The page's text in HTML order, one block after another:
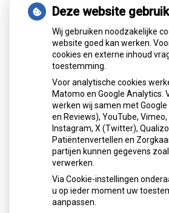
Gemiddelde cijfer
Mondzorgcentrumis gewaardeerd
Bekijk alle waarderingen
Deze website
Wij gebruiken noodzakelijke
website goed kan werken.
cookies en externe inhoud
toestemming.
Voor analytische cookies
Matomo en Google Analytics.
werken wij samen met
en Reviews), YouTube, Vimeo,
Instagram, X (Twitter),
Patiëntenvertellen en
partijen kunnen gegevens
verwerken.
Via Cookie-instellingen
u op ieder moment uw
aanpassen.